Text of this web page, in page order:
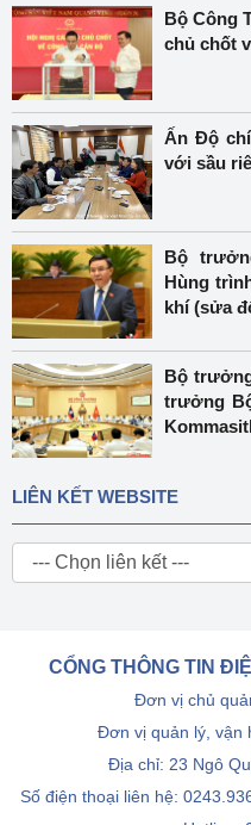
Bộ Công
chủ chốt
Ấn Độ
với sầu
Bộ
Hùng
khí (sửa
Bộ
trưởng
LIÊN KẾT WEBSITE
CỔNG THÔNG TIN
Đơn vị chủ
Đơn vị quản lý, vận
Địa chỉ: 23 Ngô
Số điện thoại liên hệ: